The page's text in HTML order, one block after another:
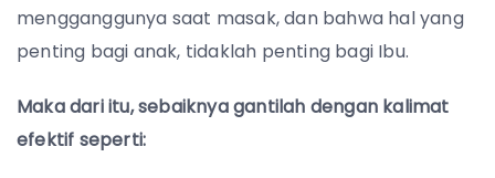
mengganggunya saat masak, dan bahwa hal yang
penting bagi anak, tidaklah penting bagi Ibu.
Maka dari itu, sebaiknya gantilah dengan kalimat
efektif seperti: